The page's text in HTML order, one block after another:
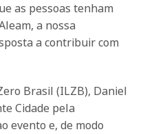
as pessoas tenham
a nossa
a contribuir com
Brasil (ILZB), Daniel
Cidade pela
evento e, de modo